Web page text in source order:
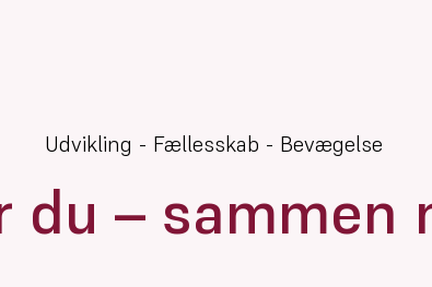
Udvikling - Fællesskab - Bevægelse
du – sammen